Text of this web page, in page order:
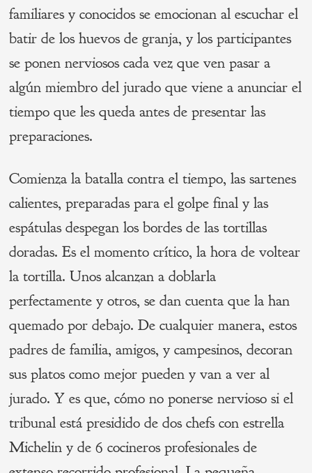
familiares y conocidos se emocionan al escuchar el
batir de los huevos de granja, y los participantes
se ponen nerviosos cada vez que ven pasar a
algún miembro del jurado que viene a anunciar el
tiempo que les queda antes de presentar las
preparaciones.
Comienza la batalla contra el tiempo, las sartenes
calientes, preparadas para el golpe final y las
espátulas despegan los bordes de las tortillas
doradas. Es el momento crítico, la hora de voltear
la tortilla. Unos alcanzan a doblarla
perfectamente y otros, se dan cuenta que la han
quemado por debajo. De cualquier manera, estos
padres de familia, amigos, y campesinos, decoran
sus platos como mejor pueden y van a ver al
jurado. Y es que, cómo no ponerse nervioso si el
tribunal está presidido de dos chefs con estrella
Michelin y de 6 cocineros profesionales de